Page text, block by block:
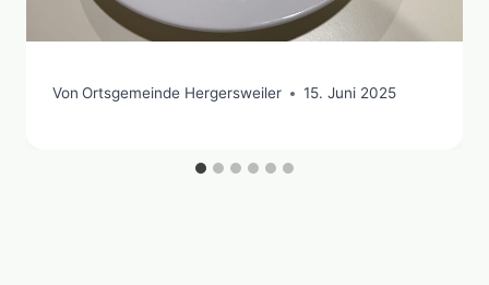
Von Ortsgemeinde Hergersweiler 15. Juni 2025